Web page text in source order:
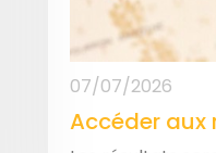
07/07/2026
Accéder aux